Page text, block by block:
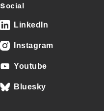
Social
LinkedIn
Instagram
Youtube
Bluesky